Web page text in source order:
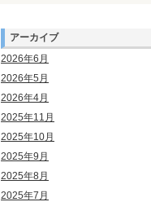
アーカイブ
2026年6月
2026年5月
2026年4月
2025年11月
2025年10月
2025年9月
2025年8月
2025年7月